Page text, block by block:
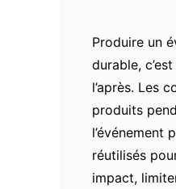
Produire un
durable,
l’après. Les
produits
l’événement
réutilisés
impact,